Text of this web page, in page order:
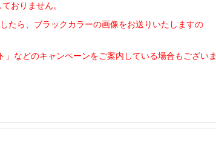
おりません。
たら、ブラックカラーの画像をお送りいたしますの
などのキャンペーンをご案内している場合もございま